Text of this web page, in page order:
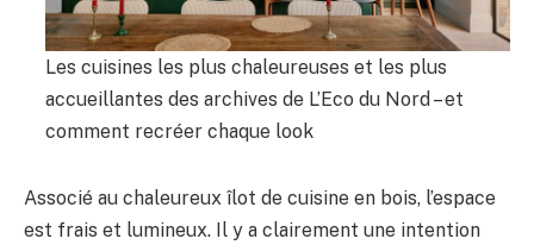
Les cuisines les plus chaleureuses et les plus
accueillantes des archives de L’Eco du Nord – et
comment recréer chaque look
Associé au chaleureux îlot de cuisine en bois, l’espace
est frais et lumineux. Il y a clairement une intention